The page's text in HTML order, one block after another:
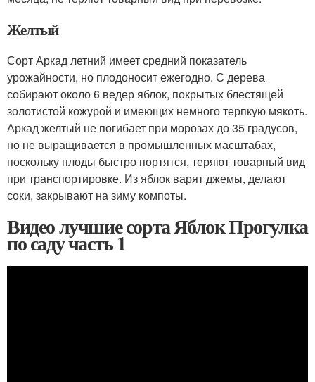
Желтый
Сорт Аркад летний имеет средний показатель
урожайности, но плодоносит ежегодно. С дерева
собирают около 6 ведер яблок, покрытых блестящей
золотистой кожурой и имеющих немного терпкую мякоть.
Аркад желтый не погибает при морозах до 35 градусов,
но не выращивается в промышленных масштабах,
поскольку плоды быстро портятся, теряют товарный вид
при транспортировке. Из яблок варят джемы, делают
соки, закрывают на зиму компоты.
Видео лучшие сорта Яблок Прогулка
по саду часть 1